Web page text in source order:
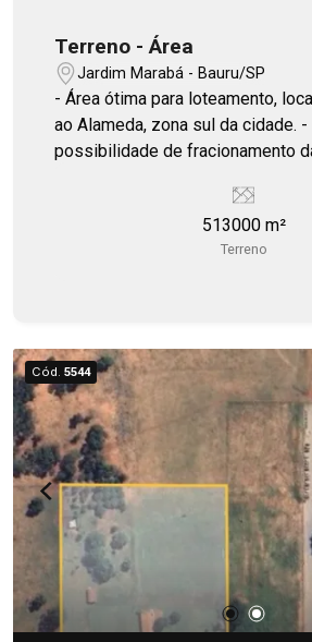
Terreno - Área
Jardim Marabá - Bauru/SP
- Área ótima para loteamento,
ao Alameda, zona sul da cidade. - Há
possibilidade de fracionamento
513000 m²
Terreno
Cód. 5544